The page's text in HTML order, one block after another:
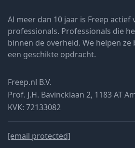
Al meer dan 10 jaar is Freep
professionals. Professionals die
binnen de overheid. We helpen ze
een geschikte opdracht.
Freep.nl B.V.
Prof. J.H. Bavincklaan 2, 1183 AT
KVK: 72133082
[email protected]